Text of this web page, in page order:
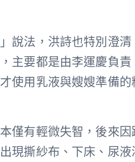
說法，洪詩也特別澄
主要都是由李運慶負
使用乳液與嫂嫂準備
僅有輕微失智，後來
現撕紗布、下床、尿液